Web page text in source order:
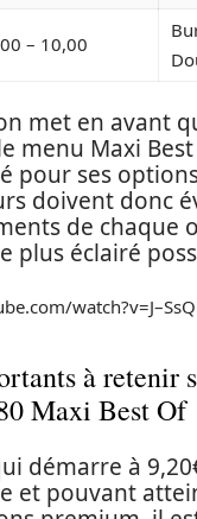
– 10,00
met en avant
menu Maxi
pour ses
doivent donc
de chaque
plus éclairé
à retenir
Maxi Best Of
démarre à
et pouvant